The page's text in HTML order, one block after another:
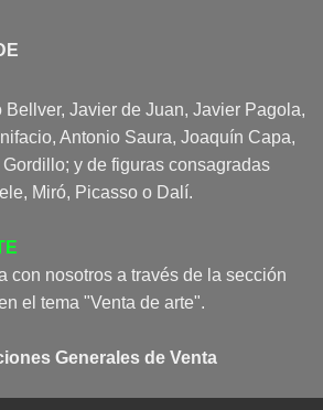
Bellver, Javier de Juan, Javier Pagola,
Antonio Saura, Joaquín Capa,
y de figuras consagradas
Miró, Picasso o Dalí.
con nosotros a través de la sección
el tema "Venta de arte".
Generales de Venta